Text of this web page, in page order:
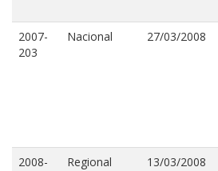
2007-
203
Nacional 27/03/2008
2008-
Regional 13/03/2008